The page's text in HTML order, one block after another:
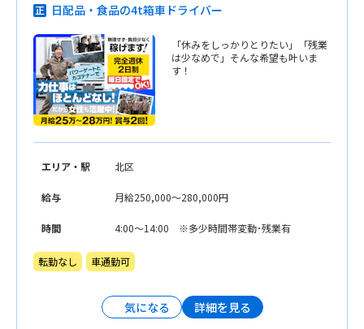
日配品・食品の4t箱車ドライバー
「休みをしっかりとりたい」「残業
は少なめで」そんな希望も叶いま
す！
エリア・駅 北区
給与 月給250,000〜280,000円
時間 4:00〜14:00 ※多少時間帯変動･残業有
転勤なし 車通勤可
気になる 詳細を見る